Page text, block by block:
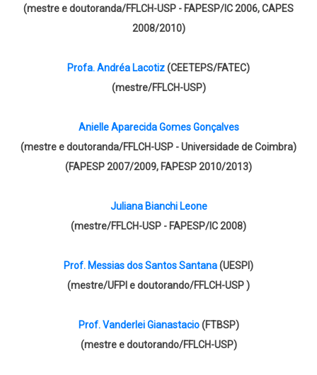
(mestre e doutoranda/FFLCH-USP - FAPESP/IC 2006, CAPES
2008/2010)
Profa. Andréa Lacotiz(CEETEPS/FATEC)
(mestre/FFLCH-USP)
Anielle Aparecida Gomes Gonçalves
(mestre e doutoranda/FFLCH-USP - Universidade de Coimbra)
(FAPESP 2007/2009, FAPESP 2010/2013)
Juliana Bianchi Leone
(mestre/FFLCH-USP - FAPESP/IC 2008)
Prof. Messias dos Santos Santana(UESPI)
(mestre/UFPI e doutorando/FFLCH-USP )
Prof. Vanderlei Gianastacio(FTBSP)
(mestre e doutorando/FFLCH-USP)